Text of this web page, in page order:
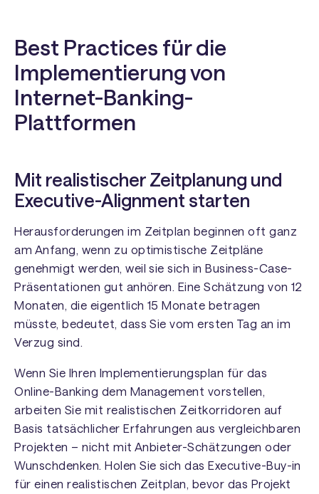
Best Practices für die
Implementierung von
Internet-Banking-
Plattformen
Mit realistischer Zeitplanung und
Executive-Alignment starten
Herausforderungen im Zeitplan beginnen oft ganz
am Anfang, wenn zu optimistische Zeitpläne
genehmigt werden, weil sie sich in Business-Case-
Präsentationen gut anhören. Eine Schätzung von 12
Monaten, die eigentlich 15 Monate betragen
müsste, bedeutet, dass Sie vom ersten Tag an im
Verzug sind.
Wenn Sie Ihren Implementierungsplan für das
Online-Banking dem Management vorstellen,
arbeiten Sie mit realistischen Zeitkorridoren auf
Basis tatsächlicher Erfahrungen aus vergleichbaren
Projekten – nicht mit Anbieter-Schätzungen oder
Wunschdenken. Holen Sie sich das Executive-Buy-in
für einen realistischen Zeitplan, bevor das Projekt